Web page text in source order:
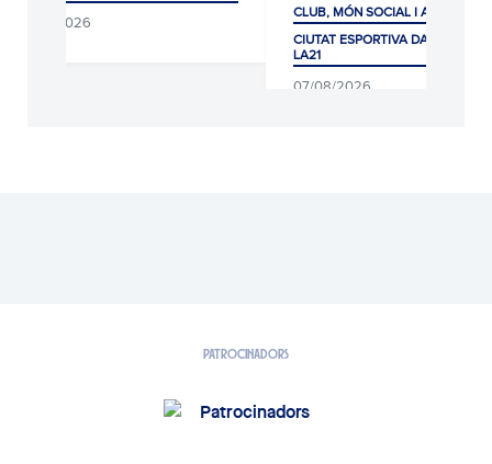
07/08/2026
CLUB, MÓN SOCIAL I AFICIÓ
CIUTAT ESPORTIVA DANI
LA21
07/08/2026
PATROCINADORS